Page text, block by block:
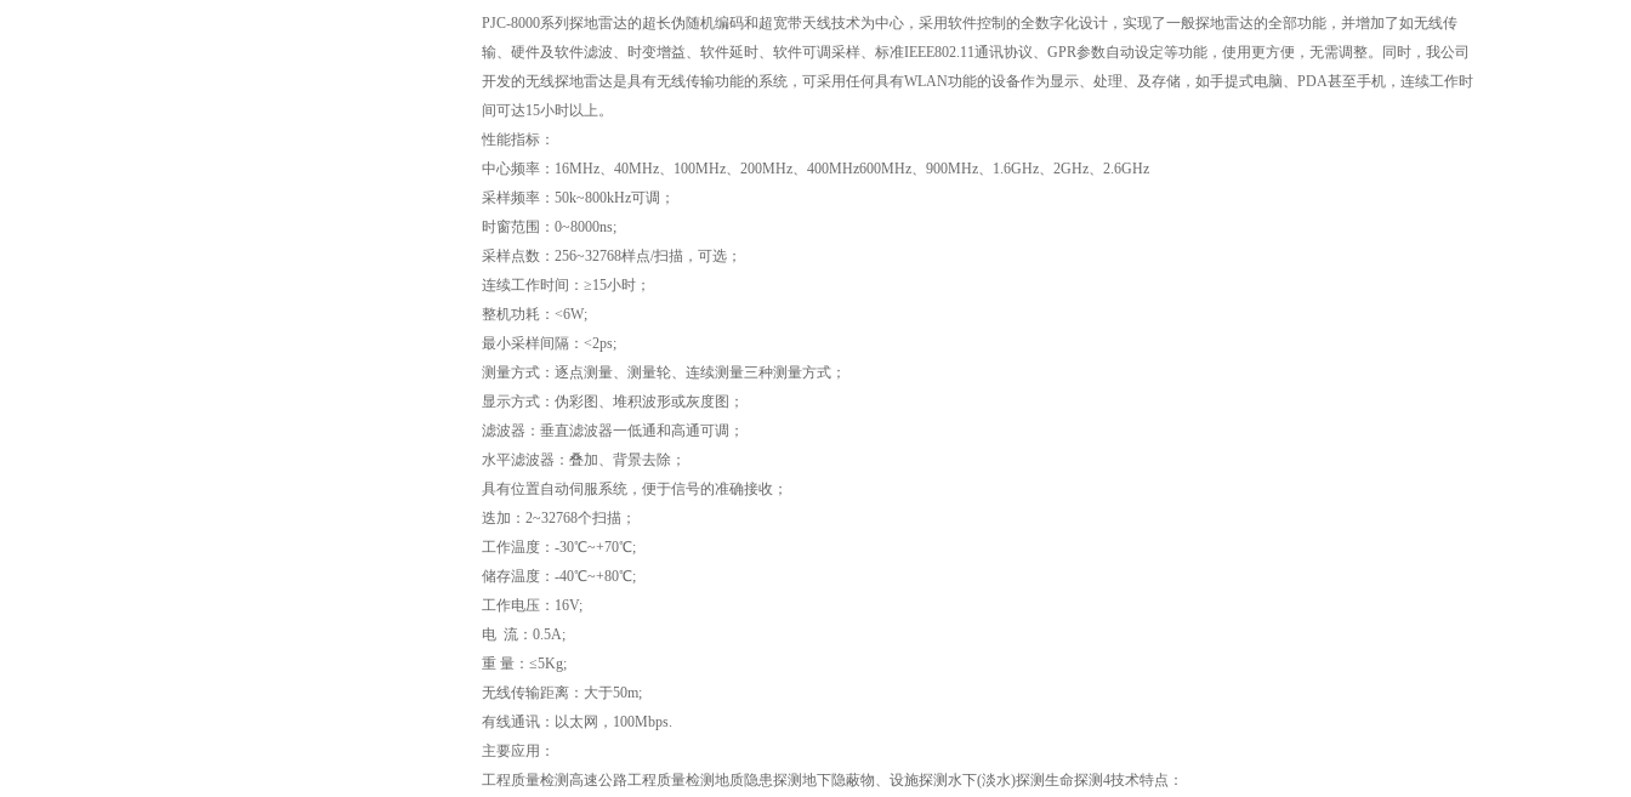
PJC-8000系列探地雷达的超长伪随机编码和超宽带天线技术为中心，采用软件控制的全数字化设计，实现了一般探地雷达的全部功能，并增加了如无线传
输、硬件及软件滤波、时变增益、软件延时、软件可调采样、标准IEEE802.11通讯协议、GPR参数自动设定等功能，使用更方便，无需调整。同时，我公司
开发的无线探地雷达是具有无线传输功能的系统，可采用任何具有WLAN功能的设备作为显示、处理、及存储，如手提式电脑、PDA甚至手机，连续工作时
间可达15小时以上。
性能指标：
中心频率：16MHz、40MHz、100MHz、200MHz、400MHz600MHz、900MHz、1.6GHz、2GHz、2.6GHz
采样频率：50k~800kHz可调；
时窗范围：0~8000ns;
采样点数：256~32768样点/扫描，可选；
连续工作时间：≥15小时；
整机功耗：<6W;
最小采样间隔：<2ps;
测量方式：逐点测量、测量轮、连续测量三种测量方式；
显示方式：伪彩图、堆积波形或灰度图；
滤波器：垂直滤波器一低通和高通可调；
水平滤波器：叠加、背景去除；
具有位置自动伺服系统，便于信号的准确接收；
迭加：2~32768个扫描；
工作温度：-30℃~+70℃;
储存温度：-40℃~+80℃;
工作电压：16V;
电 流：0.5A;
重 量：≤5Kg;
无线传输距离：大于50m;
有线通讯：以太网，100Mbps.
主要应用：
工程质量检测高速公路工程质量检测地质隐患探测地下隐蔽物、设施探测水下(淡水)探测生命探测4技术特点：